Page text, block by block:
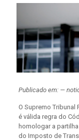
Publicado em: —
O Supremo Tribunal
é válida regra do
homologar a
do Imposto de